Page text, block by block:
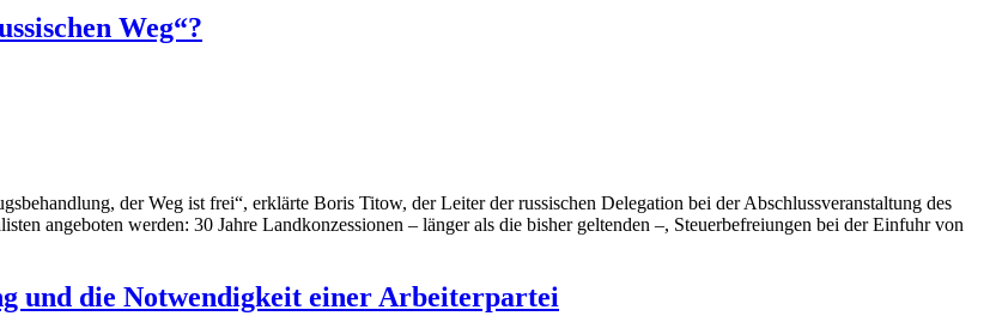
Weg“?
der Weg ist frei“, erklärte Boris Titow, der Leiter der russischen Delegation bei der Abschlussveranstaltung des
angeboten werden: 30 Jahre Landkonzessionen – länger als die bisher geltenden –, Steuerbefreiungen bei der Einfuhr von
und die Notwendigkeit einer Arbeiterpartei